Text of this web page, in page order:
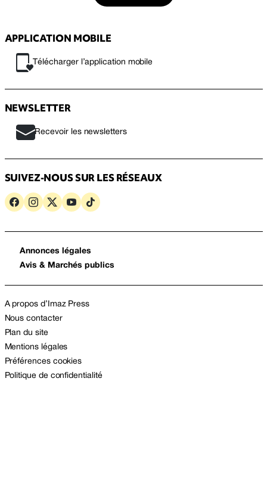
APPLICATION MOBILE
Télécharger l’application mobile
NEWSLETTER
Recevoir les newsletters
SUIVEZ-NOUS SUR LES RÉSEAUX
Annonces légales
Avis & Marchés publics
A propos d’Imaz Press
Nous contacter
Plan du site
Mentions légales
Préférences cookies
Politique de confidentialité